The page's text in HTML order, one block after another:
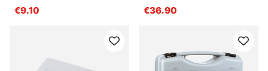
€9.10
€36.90